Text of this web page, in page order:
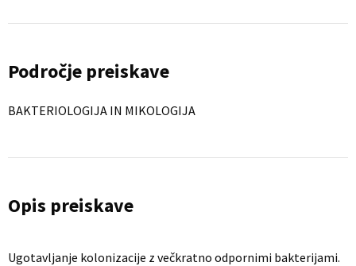
Področje preiskave
BAKTERIOLOGIJA IN MIKOLOGIJA
Opis preiskave
Ugotavljanje kolonizacije z večkratno odpornimi bakterijami.